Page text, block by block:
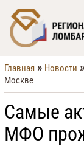
Главная » Новости »
Москве
Самые
МФО